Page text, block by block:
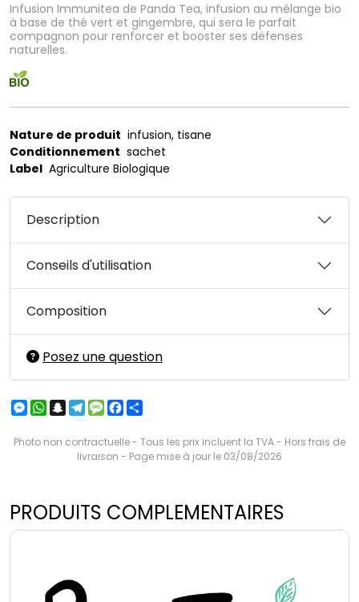
Infusion Immunitea de Panda Tea, infusion au mélange bio
à base de thé vert et gingembre, qui sera le parfait
compagnon pour renforcer et booster ses défenses
naturelles.
Nature de produit infusion, tisane
Conditionnement sachet
Label Agriculture Biologique
Description
Conseils d'utilisation
Composition
Posez une question
Messenger
WhatsApp
Snapchat
Telegram
MessageFacebook
Photo non contractuelle - Tous les prix incluent la TVA - Hors frais de
livraison - Page mise à jour le 03/08/2026
PRODUITS COMPLEMENTAIRES